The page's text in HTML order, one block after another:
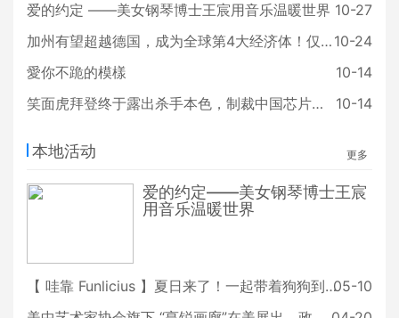
爱的约定 ——美女钢琴博士王宸用音乐温暖世界 10-27
加州有望超越德国，成为全球第4大经济体！仅次美、中、日三国！？ 10-24
愛你不跪的模樣
10-14
笑面虎拜登终于露出杀手本色，制裁中国芯片有如釜底抽薪
10-14
本地活动 更多
爱的约定——美女钢琴博士王宸
用音乐温暖世界
【 哇靠 Funlicius 】夏日来了！一起带着狗狗到 Huntington Dog Beach 游泳吧05-10